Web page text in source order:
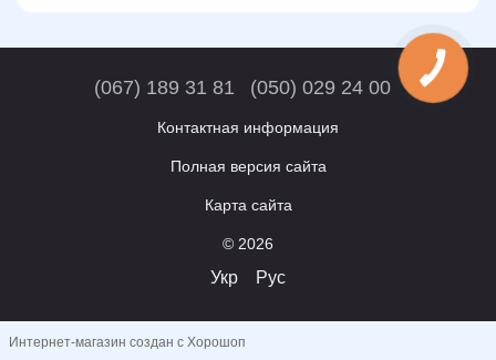
(067) 189 31 81 (050) 029 24 00
Контактная информация
Полная версия сайта
Карта сайта
© 2026
Укр Рус
Интернет-магазин создан с Хорошоп